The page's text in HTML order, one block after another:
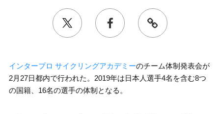
インタープロ サイクリングアカデミーのチーム体制発表会が
2月27日都内で行われた。2019年は日本人選手4名を含む8つ
の国籍、16名の選手の体制となる。